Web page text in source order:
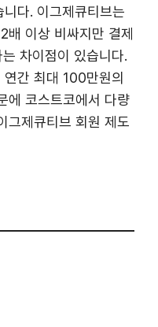
다. 이그제큐티브는
이상 비싸지만 결제
차이점이 있습니다.
간 최대 100만원의
에 코스트코에서 다량
그제큐티브 회원 제도